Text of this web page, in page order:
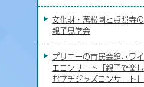
文化財・萬松園と貞照寺の
親子見学会
プリニーの市民会館ホワイ
エコンサート「親子で楽し
むプチジャズコンサート」